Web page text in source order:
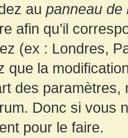
au panneau de
afin qu’il
(ex : Londres,
que la
des paramètres,
Donc si vous
pour le faire.